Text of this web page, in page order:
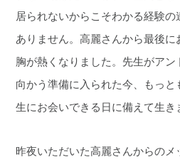
居られないからこそわかる経験
ありません。高麗さんから最後
胸が熱くなりました。先生がア
向かう準備に入られた今、もっ
生にお会いできる日に備えて生き
昨夜いただいた高麗さんからの